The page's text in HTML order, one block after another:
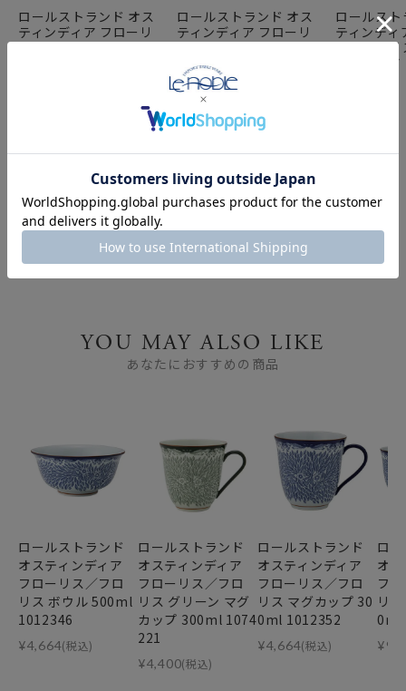
ロールストランド オス
ティンディア フローリ
ス／フロリス プレート
ロールストランド オス
ティンディア フローリ
ス／フロリス マグカッ
プ 300ml 1012352
ロールス
ティンディ
ス／フロ
27cm ペ
FEATURE
特集
YOU MAY ALSO LIKE
あなたにおすすめの商品
ロールストランド
オスティンディア
フローリス／フロ
リス ボウル 500ml
1012346
¥4,664(税込)
ロールストランド
オスティンディア
フローリス／フロ
リス グリーン マグ
カップ 300ml 1074
221
¥4,400(税込)
ロールストランド
オスティンディア
フローリス／フロ
リス マグカップ 30
0ml 1012352
¥4,664(税込)
ロ
オ
フ
リ
0ml
¥